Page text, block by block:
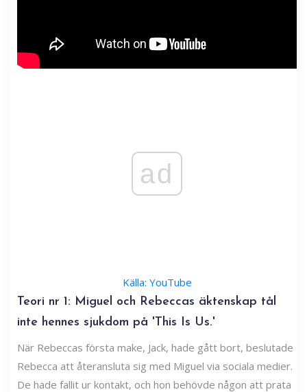
ad
Källa: YouTube
Teori nr 1: Miguel och Rebeccas äktenskap tål
inte hennes sjukdom på 'This Is Us.'
När Rebeccas första make, Jack, hade gått bort, beslutade
Rebecca att återansluta sig med Miguel via sociala medier.
De hade fallit ur kontakt, och hon behövde någon att prata